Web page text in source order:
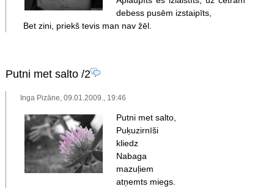
debess pusēm izstaipīts,
Bet zini, priekš tevis man nav žēl.
Putni met salto/2
Inga Pizāne, 09.01.2009., 19:46
Putni met salto,
Puķuzirnīši
kliedz
Nabaga
mazuļiem
atņemts miegs.